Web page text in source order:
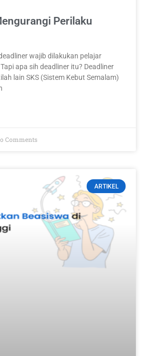
Perilaku
wajib dilakukan pelajar
apa sih deadliner itu? Deadliner
lain SKS (Sistem Kebut Semalam)
Comments
ARTIKEL